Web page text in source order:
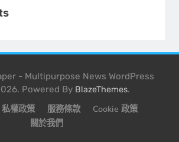
- Multipurpose News WordPress
Powered By BlazeThemes.
私權政策 服務條款
Cookie 政策
關於我們